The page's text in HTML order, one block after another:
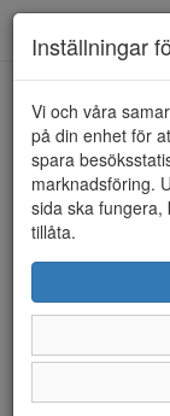
HEM
Inställningar
Vi och våra
på din enhet för
spara
marknadsföring.
sida ska fungera,
tillåta.